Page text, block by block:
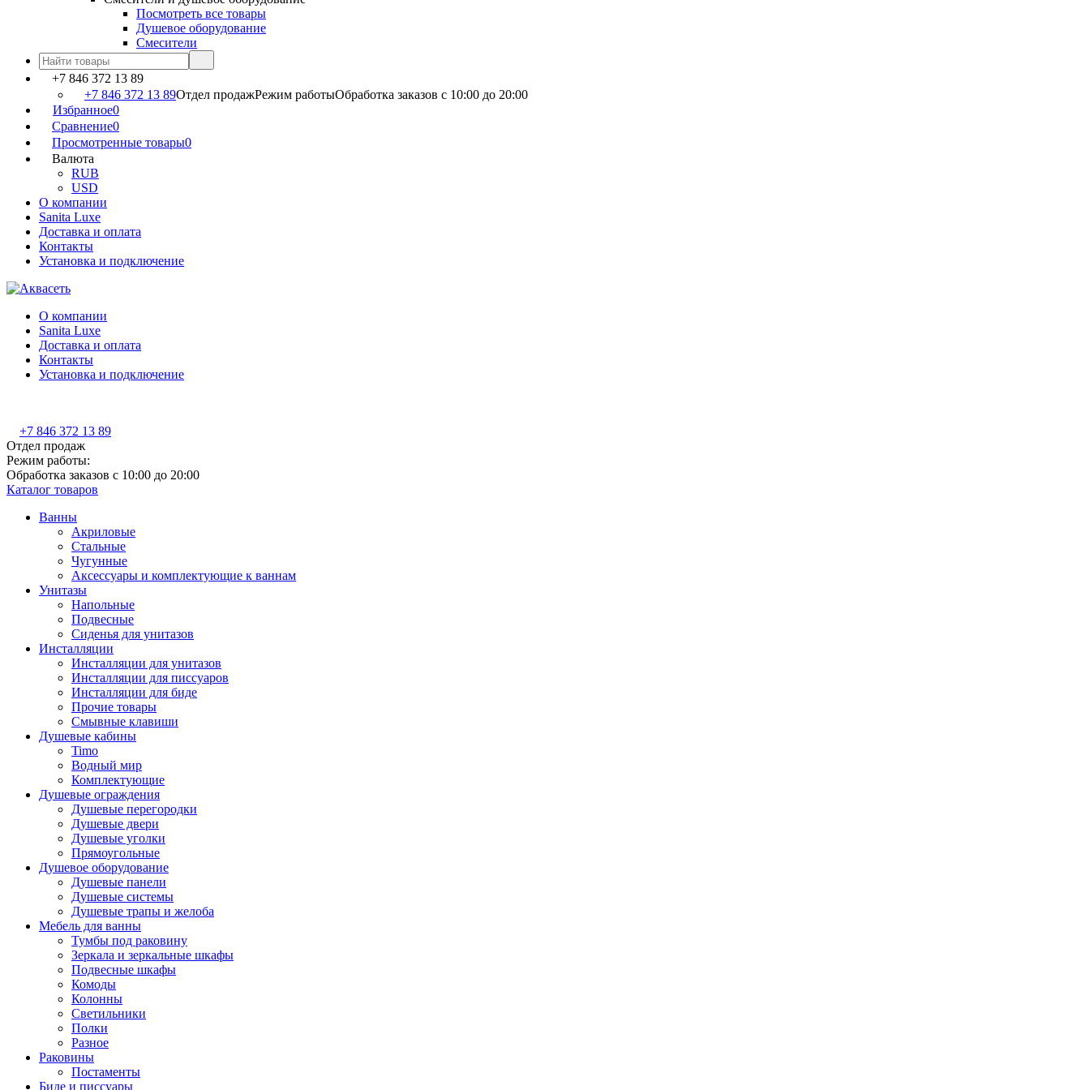
Посмотреть все товары
Душевое оборудование
Смесители
+7 846 372 13 89
+7 846 372 13 89Отдел продажРежим работыОбработка заказов с 10:00 до 20:00
Избранное0
Сравнение0
Просмотренные товары0
Валюта
RUB
USD
О компании
Sanita Luxe
Доставка и оплата
Контакты
Установка и подключение
О компании
Sanita Luxe
Доставка и оплата
Контакты
Установка и подключение
+7 846 372 13 89
Отдел продаж
Режим работы:
Обработка заказов с 10:00 до 20:00
Каталог товаров
Ванны
Акриловые
Стальные
Чугунные
Аксессуары и комплектующие к ваннам
Унитазы
Напольные
Подвесные
Сиденья для унитазов
Инсталляции
Инсталляции для унитазов
Инсталляции для писсуаров
Инсталляции для биде
Прочие товары
Смывные клавиши
Душевые кабины
Timo
Водный мир
Комплектующие
Душевые ограждения
Душевые перегородки
Душевые двери
Душевые уголки
Прямоугольные
Душевое оборудование
Душевые панели
Душевые системы
Душевые трапы и желоба
Мебель для ванны
Тумбы под раковину
Зеркала и зеркальные шкафы
Подвесные шкафы
Комоды
Колонны
Светильники
Полки
Разное
Раковины
Постаменты
Биде и писсуары